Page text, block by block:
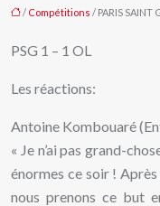
/ Compétitions / PARIS SAINT
PSG 1 – 1 OL
Les réactions:
Antoine Kombouaré
« Je n’ai pas grand-
énormes ce soir ! Après
nous prenons ce but